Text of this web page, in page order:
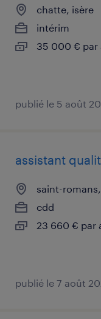
chatte, isère
intérim
35 000 € par
publié le 5 août
assistant
saint-
cdd
23 660 € par
publié le 7 août